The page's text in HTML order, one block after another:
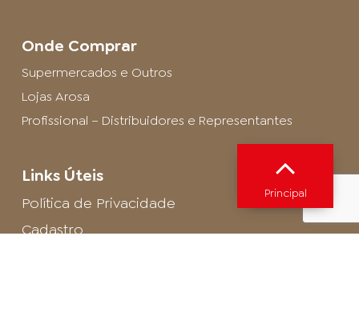
Onde Comprar
Supermercados e Outros
Lojas Arosa
Profissional – Distribuidores e Representantes
Links Úteis
Política de Privacidade
Cadastro
Principal